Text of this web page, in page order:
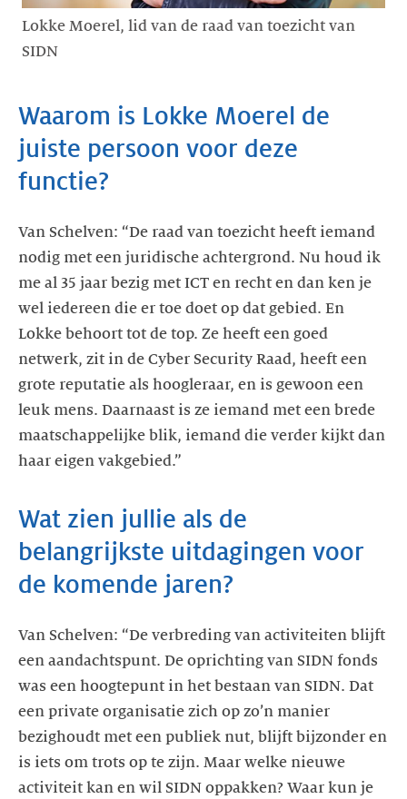
Lokke Moerel, lid van de raad van toezicht van
SIDN
Waarom is Lokke Moerel de
juiste persoon voor deze
functie?
Van Schelven: “De raad van toezicht heeft iemand
nodig met een juridische achtergrond. Nu houd ik
me al 35 jaar bezig met ICT en recht en dan ken je
wel iedereen die er toe doet op dat gebied. En
Lokke behoort tot de top. Ze heeft een goed
netwerk, zit in de Cyber Security Raad, heeft een
grote reputatie als hoogleraar, en is gewoon een
leuk mens. Daarnaast is ze iemand met een brede
maatschappelijke blik, iemand die verder kijkt dan
haar eigen vakgebied.”
Wat zien jullie als de
belangrijkste uitdagingen voor
de komende jaren?
Van Schelven: “De verbreding van activiteiten blijft
een aandachtspunt. De oprichting van SIDN fonds
was een hoogtepunt in het bestaan van SIDN. Dat
een private organisatie zich op zo’n manier
bezighoudt met een publiek nut, blijft bijzonder en
is iets om trots op te zijn. Maar welke nieuwe
activiteit kan en wil SIDN oppakken? Waar kun je